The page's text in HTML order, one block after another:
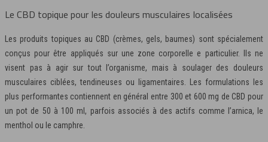
Le CBD topique pour les douleurs musculaires localisées
Les produits topiques au CBD (crèmes, gels, baumes) sont spécialement
conçus pour être appliqués sur une zone corporelle e particulier. Ils ne
visent pas à agir sur tout l’organisme, mais à soulager des douleurs
musculaires ciblées, tendineuses ou ligamentaires. Les formulations les
plus performantes contiennent en général entre 300 et 600 mg de CBD pour
un pot de 50 à 100 ml, parfois associés à des actifs comme l’arnica, le
menthol ou le camphre.